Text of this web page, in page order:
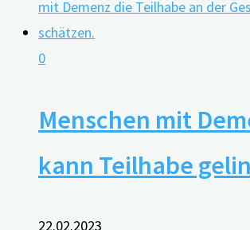
0
Menschen mit
kann Teilhabe
22.02.2023